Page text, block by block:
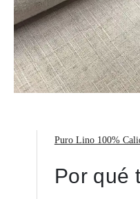
Puro Lino 100%
Por qué